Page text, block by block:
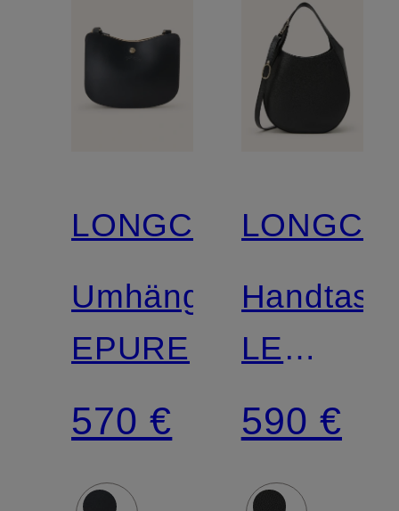
LONGCHAMP
Umhängetasche
EPURE
570 €
LE
590 €